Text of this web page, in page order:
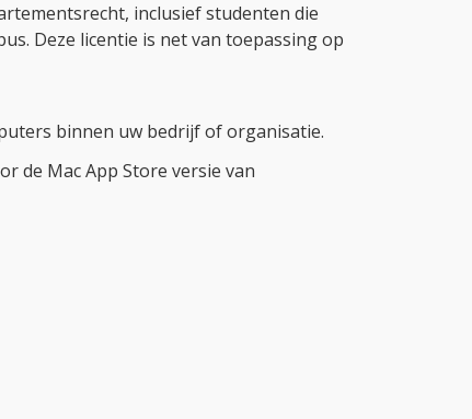
inclusief studenten die
Deze licentie is net van toepassing op
binnen uw bedrijf of organisatie.
de Mac App Store versie van